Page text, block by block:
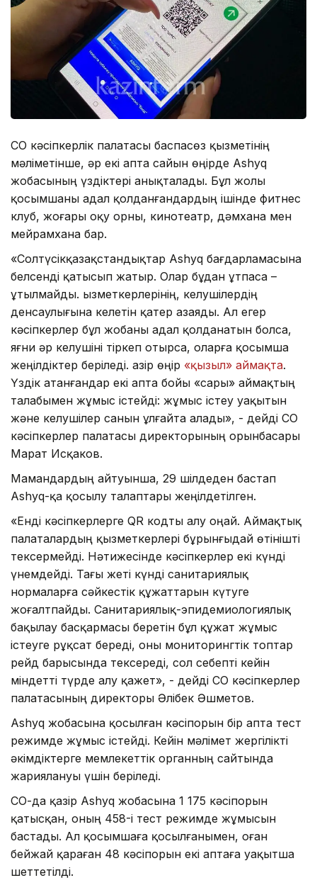
СҚО кәсіпкерлік палатасы баспасөз қызметінің
мәліметінше, әр екі апта сайын өңірде Ashyq
жобасының үздіктері анықталады. Бұл жолы
қосымшаны адал қолданғандардың ішінде фитнес
клуб, жоғары оқу орны, кинотеатр, дәмхана мен
мейрамхана бар.
«Солтүсікқазақстандықтар Ashyq бағдарламасына
белсенді қатысып жатыр. Олар бұдан ұтпаса –
ұтылмайды. Қызметкерлерінің, келушілердің
денсаулығына келетін қатер азаяды. Ал егер
кәсіпкерлер бұл жобаны адал қолданатын болса,
яғни әр келушіні тіркеп отырса, оларға қосымша
жеңілдіктер беріледі. Қазір өңір «қызыл» аймақта.
Үздік атанғандар екі апта бойы «сары» аймақтың
талабымен жұмыс істейді: жұмыс істеу уақытын
және келушілер санын ұлғайта алады», - дейді СҚО
кәсіпкерлер палатасы директорының орынбасары
Марат Исқаков.
Мамандардың айтуынша, 29 шілдеден бастап
Ashyq-қа қосылу талаптары жеңілдетілген.
«Енді кәсіпкерлерге QR кодты алу оңай. Аймақтық
палаталардың қызметкерлері бұрынғыдай өтінішті
тексермейді. Нәтижесінде кәсіпкерлер екі күнді
үнемдейді. Тағы жеті күнді санитариялық
нормаларға сәйкестік құжаттарын күтуге
жоғалтпайды. Санитариялық-эпидемиологиялық
бақылау басқармасы беретін бұл құжат жұмыс
істеуге рұқсат береді, оны мониторингтік топтар
рейд барысында тексереді, сол себепті кейін
міндетті түрде алу қажет», - дейді СҚО кәсіпкерлер
палатасының директоры Әлібек Әшметов.
Ashyq жобасына қосылған кәсіпорын бір апта тест
режимде жұмыс істейді. Кейін мәлімет жергілікті
әкімдіктерге мемлекеттік органның сайтында
жариялануы үшін беріледі.
СҚО-да қазір Ashyq жобасына 1 175 кәсіпорын
қатысқан, оның 458-і тест режимде жұмысын
бастады. Ал қосымшаға қосылғанымен, оған
бейжай қараған 48 кәсіпорын екі аптаға уақытша
шеттетілді.